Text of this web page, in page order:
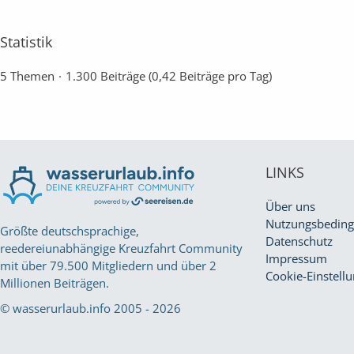
Statistik
5 Themen 1.300 Beiträge (0,42 Beiträge pro Tag)
Größte deutschsprachige,
reedereiunabhängige Kreuzfahrt Community
mit über 79.500 Mitgliedern und über 2
Millionen Beiträgen.
© wasserurlaub.info 2005 - 2026
LINKS
Über uns
Datenschutz
Impressum
Cookie-